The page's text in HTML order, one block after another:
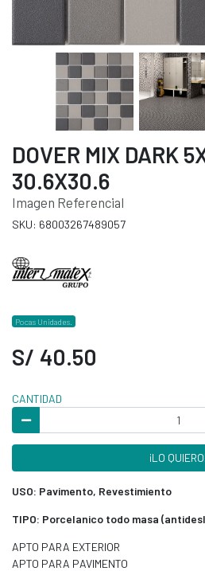
DOVER MIX DARK
30.6X30.6
Imagen Referencial
SKU: 68003267489057
Pocas Unidades.
S/ 40.50
CANTIDAD
¡LO QUIERO!
USO: Pavimento, Revestimiento
TIPO: Porcelanico todo masa
APTO PARA EXTERIOR
APTO PARA PAVIMENTO